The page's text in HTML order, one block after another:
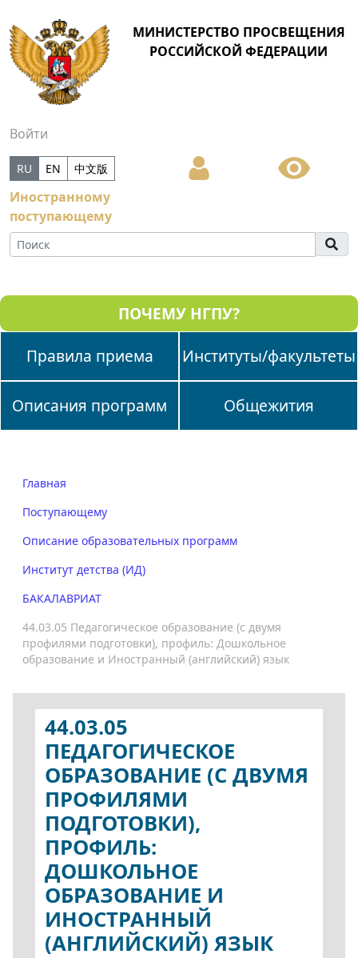
МИНИСТЕРСТВО ПРОСВЕЩЕНИЯ
РОССИЙСКОЙ ФЕДЕРАЦИИ
Войти
Иностранному
поступающему
RU EN 中文版
ПОЧЕМУ НГПУ?
Правила приема
Институты/факультеты
Описания программ Общежития
Главная
Поступающему
Описание образовательных программ
Институт детства (ИД)
БАКАЛАВРИАТ
44.03.05 Педагогическое образование (с двумя
профилями подготовки), профиль: Дошкольное
образование и Иностранный (английский) язык
44.03.05
ПЕДАГОГИЧЕСКОЕ
ОБРАЗОВАНИЕ (С ДВУМЯ
ПРОФИЛЯМИ
ПОДГОТОВКИ),
ПРОФИЛЬ:
ДОШКОЛЬНОЕ
ОБРАЗОВАНИЕ И
ИНОСТРАННЫЙ
(АНГЛИЙСКИЙ) ЯЗЫК